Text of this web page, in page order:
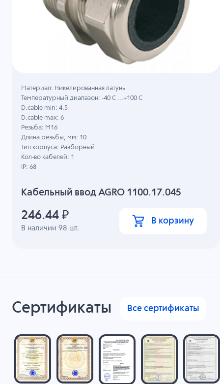
Кабельный ввод AGRO 1100.17.045
В наличии98 шт.
Материал: Никелированная латунь
Температурный диапазон: -40 C ...+100 C
D.cable min: 4.5
D.cable max: 6
Резьба: M16
Длина резьбы, мм: 10
Тип корпуса: Разборный
Кол-во кабелей: 1
IP: 68
246.44 ₽ В корзину
Сертификаты Все сертификаты